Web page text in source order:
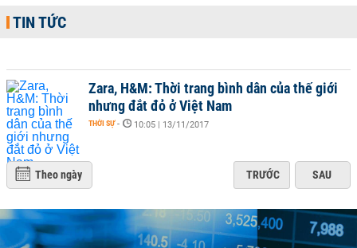
TIN TỨC
Zara, H&M: Thời trang bình dân của thế giới
nhưng đắt đỏ ở Việt Nam
THỜI SỰ - 10:05 | 13/11/2017
Theo ngày TRƯỚC SAU